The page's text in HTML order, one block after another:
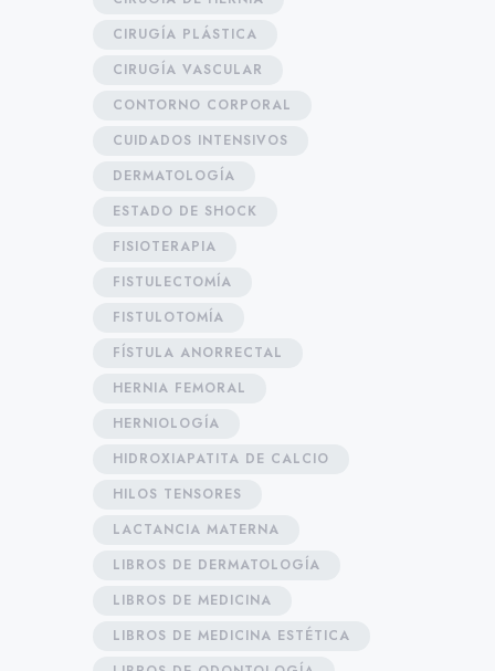
CIRUGÍA PLÁSTICA
CIRUGÍA VASCULAR
CONTORNO CORPORAL
CUIDADOS INTENSIVOS
DERMATOLOGÍA
ESTADO DE SHOCK
FISIOTERAPIA
FISTULECTOMÍA
FISTULOTOMÍA
FÍSTULA ANORRECTAL
HERNIA FEMORAL
HERNIOLOGÍA
HIDROXIAPATITA DE CALCIO
HILOS TENSORES
LACTANCIA MATERNA
LIBROS DE DERMATOLOGÍA
LIBROS DE MEDICINA
LIBROS DE MEDICINA ESTÉTICA